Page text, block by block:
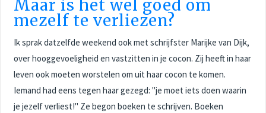
Maar is het wel goed om
mezelf te verliezen?
Ik sprak datzelfde weekend ook met schrijfster Marijke van Dijk,
over hooggevoeligheid en vastzitten in je cocon. Zij heeft in haar
leven ook moeten worstelen om uit haar cocon te komen.
Iemand had eens tegen haar gezegd: "je moet iets doen waarin
je jezelf verliest!" Ze begon boeken te schrijven. Boeken